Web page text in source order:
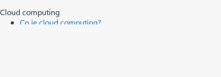
Cloud computing
Co je cloud computing?